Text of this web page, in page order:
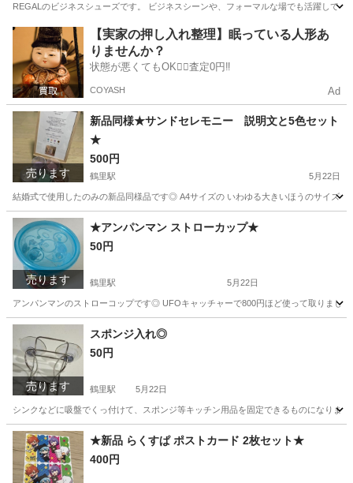
REGALのビジネスシューズです。 ビジネスシーンや、フォーマルな場でも活躍して
愛知 名古屋市 鶴里駅 靴 ストレートチップ
【実家の押し入れ整理】眠っている人形あ
りませんか？
状態が悪くてもOK🙆‍♀️査定0円‼️
COYASH Ad
売ります
新品同様★サンドセレモニー 説明文と5色セット
★
500円
鶴里駅 5月22日
結婚式で使用したのみの新品同様品です◎ A4サイズの いわゆる大きいほうのサイズ
愛知 名古屋市 鶴里駅 セレモニー
売ります
★アンパンマン ストローカップ★
50円
鶴里駅 5月22日
アンパンマンのストローコップです◎ UFOキャッチャーで800円ほど使って取りまし
愛知 名古屋市 鶴里駅 食器
売ります
スポンジ入れ◎
50円
鶴里駅 5月22日
シンクなどに吸盤でくっ付けて、スポンジ等キッチン用品を固定できるものになりま
愛知 名古屋市 鶴里駅 調理器具 シンク
★新品 らくすぱ ポストカード 2枚セット★
400円